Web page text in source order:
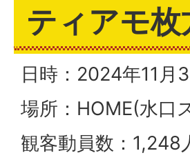
ティアモ枚
日時：2024年11月
場所：HOME(水口
観客動員数：1,248